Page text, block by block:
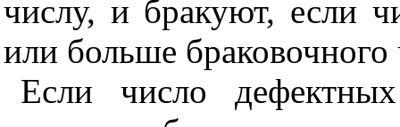
числу, и бракуют, если
или больше браковочного
Если число